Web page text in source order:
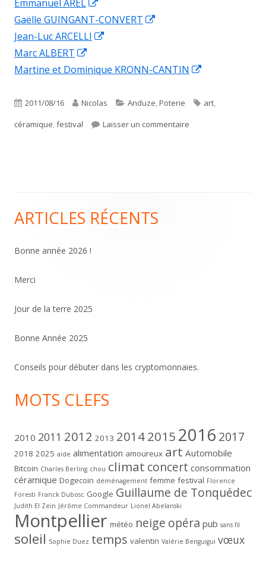
nouvelle
fenêtre
une
Emmanuel AREL
dans
une
fenêtre
Gaëlle GUINGANT-CONVERT
nouvelle
Jean-Luc ARCELLI
une
fenêtre
Marc ALBERT
dans
nouvelle
fenêtre
Martine et Dominique KRONN-CANTIN
une
Publié
le
2011/08/16 Auteur
Nicolas Catégories
Anduze,Poterie Étiquettes
art,
céramique,festival Laisser un commentaire
Colonne
principale
ARTICLES RÉCENTS
Bonne année 2026 !
Merci
Jour de la terre 2025
Bonne Année 2025
Conseils pour débuter dans les cryptomonnaies.
MOTS CLEFS
2010 2011 2012 2013 20142015 2016 2017
2018 2025 aide alimentation amoureux art Automobile
Bitcoin Charles Berling chou climat concert consommation
céramique Dogecoin déménagement femme festival Florence
Foresti Franck Dubosc Google Guillaume de Tonquédec
Judith El Zein Jérôme Commandeur Lionel Abelanski
Montpellier météo neige opéra pub sans fil
soleil Sophie Duez temps valentin Valérie Benguigui vœux